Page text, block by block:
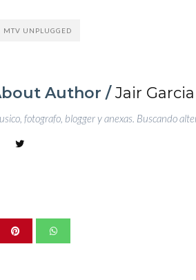
MTV UNPLUGGED
Author /Jair Garcia
fotografo, blogger y anexas. Buscando